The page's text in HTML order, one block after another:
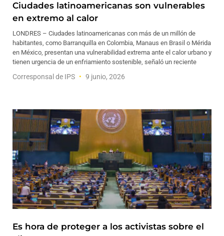
Ciudades latinoamericanas son vulnerables
en extremo al calor
LONDRES – Ciudades latinoamericanas con más de un millón de
habitantes, como Barranquilla en Colombia, Manaus en Brasil o Mérida
en México, presentan una vulnerabilidad extrema ante el calor urbano y
tienen urgencia de un enfriamiento sostenible, señaló un reciente
Corresponsal de IPS 9 junio, 2026
Es hora de proteger a los activistas sobre el